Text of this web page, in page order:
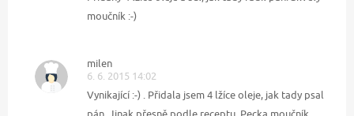
moučník :-)
milen
6. 6. 2015 14:02
Vynikající :-) . Přidala jsem 4 lžíce oleje, jak tady psal